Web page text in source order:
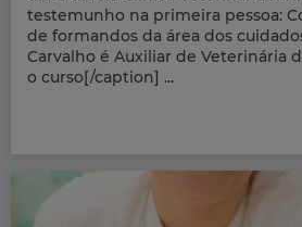
testemunho na primeira pessoa:
de formandos da área dos
Carvalho é Auxiliar de Veterinária
o curso[/caption] ...